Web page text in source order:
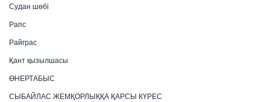
Судан шөбі
Рапс
Райграс
Қант қызылшасы
ӨНЕРТАБЫС
СЫБАЙЛАС ЖЕМҚОРЛЫҚҚА ҚАРСЫ КҮРЕС